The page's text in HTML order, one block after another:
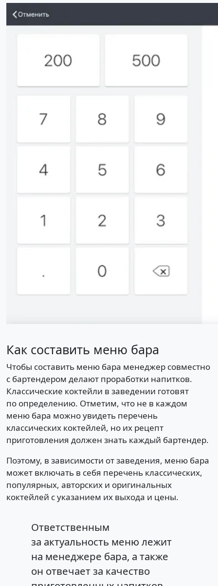
Как составить меню бара
Чтобы составить меню бара менеджер совместно
с бартендером делают проработки напитков.
Классические коктейли в заведении готовят
по определению. Отметим, что не в каждом
меню бара можно увидеть перечень
классических коктейлей, но их рецепт
приготовления должен знать каждый бартендер.
Поэтому, в зависимости от заведения, меню бара
может включать в себя перечень классических,
популярных, авторских и оригинальных
коктейлей с указанием их выхода и цены.
Ответственным
за актуальность меню лежит
на менеджере бара, а также
он отвечает за качество